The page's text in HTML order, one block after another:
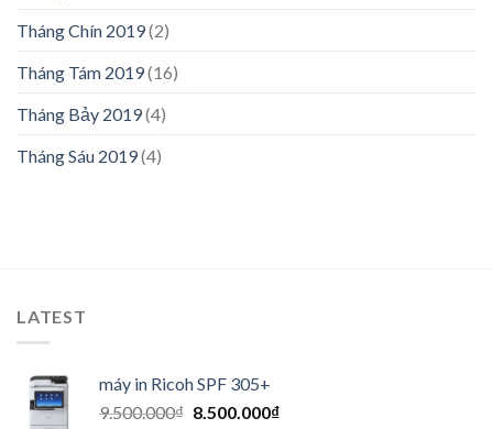
Tháng Chín 2019(2)
Tháng Tám 2019(16)
Tháng Bảy 2019(4)
Tháng Sáu 2019(4)
LATEST
máy in Ricoh SPF 305+
9.500.000₫ 8.500.000₫